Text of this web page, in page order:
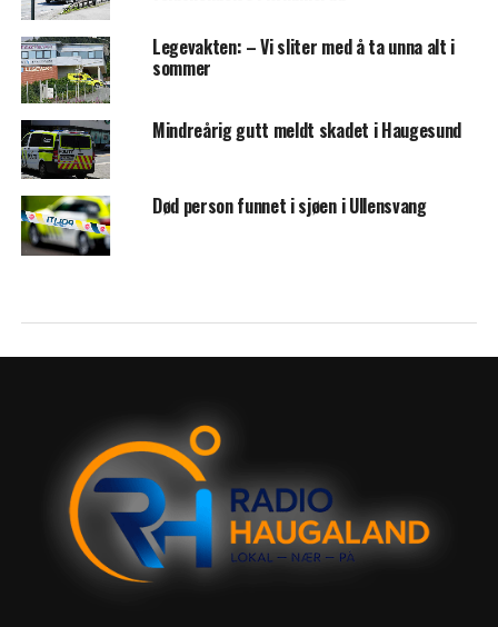
Legevakten: – Vi sliter med å ta unna alt i
sommer
Mindreårig gutt meldt skadet i Haugesund
Død person funnet i sjøen i Ullensvang